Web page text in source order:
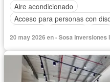
Aire acondicionado
Acceso para personas con
20 may 2026 en - Sosa Inversiones